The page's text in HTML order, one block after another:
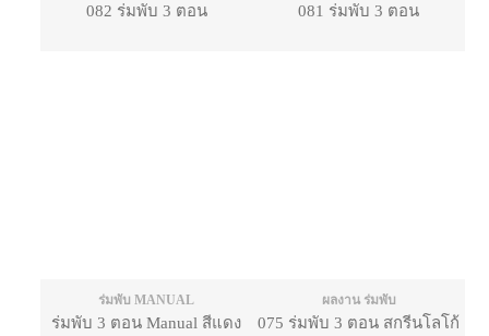
082 ร่มพับ 3 ตอน 081 ร่มพับ 3 ตอน
ร่มพับ MANUAL
ร่มพับ 3 ตอน Manual สีแดง
ผลงาน ร่มพับ
075 ร่มพับ 3 ตอน สกรีนโลโก้